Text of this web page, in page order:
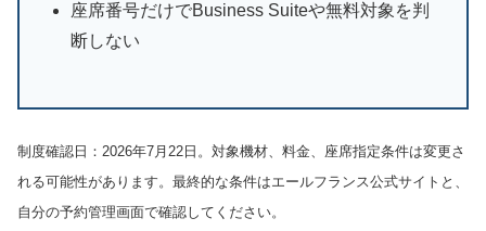
座席番号だけでBusiness Suiteや無料対象を判
断しない
制度確認日：2026年7月22日。対象機材、料金、座席指定条件は変更さ
れる可能性があります。最終的な条件はエールフランス公式サイトと、
自分の予約管理画面で確認してください。